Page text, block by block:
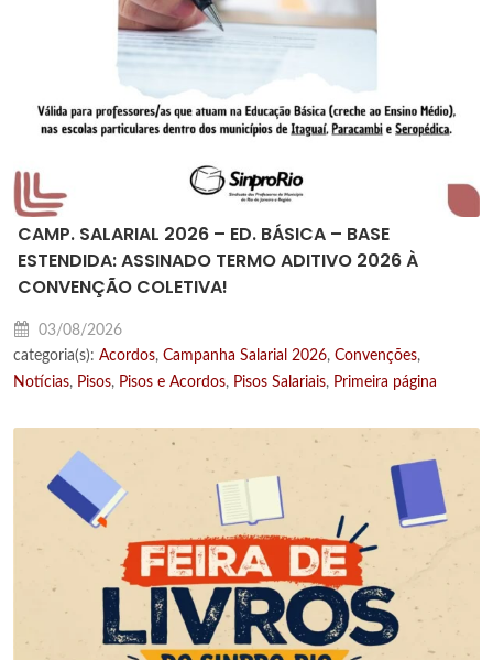
CAMP. SALARIAL 2026 – ED. BÁSICA – BASE
ESTENDIDA: ASSINADO TERMO ADITIVO 2026 À
CONVENÇÃO COLETIVA!
03/08/2026
categoria(s): Acordos, Campanha Salarial 2026, Convenções,
Notícias, Pisos, Pisos e Acordos, Pisos Salariais, Primeira página